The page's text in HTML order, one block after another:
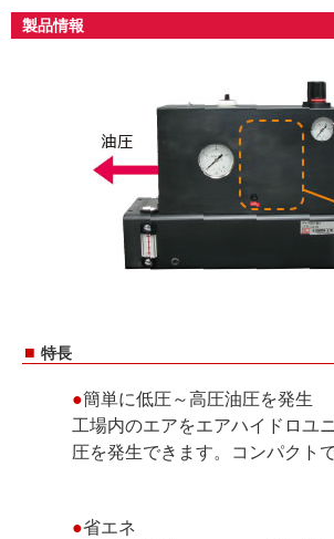
製品情報
■ 特長
●簡単に低圧～高圧油圧を発生
工場内のエアをエアハイドロユ
圧を発生できます。コンパクト
●省エネ